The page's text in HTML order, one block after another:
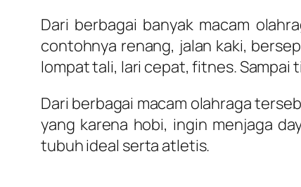
Dari berbagai banyak macam
contohnya renang, jalan kaki,
lompat tali, lari cepat, fitnes.
Dari berbagai macam olahraga
yang karena hobi, ingin menjaga
tubuh ideal serta atletis.